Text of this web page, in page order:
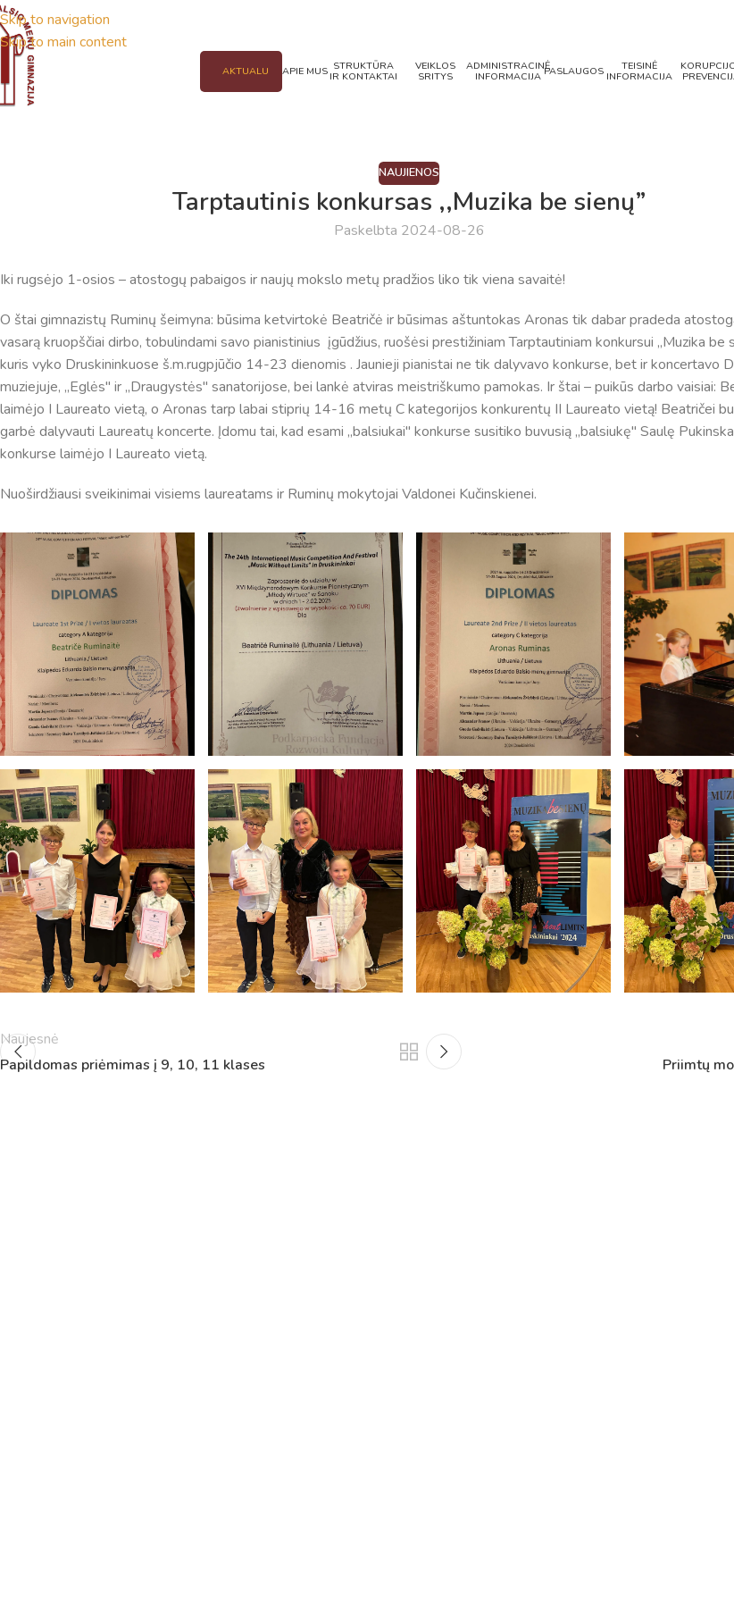
Skip to navigation
Skip to main content
AKTUALU
Pamoka Pradžia Pabaiga
1
8:00
8:45
8:55
9:40
3
9:50
10:35
4
10:50
11:35
5
11:55
12:40
6
13:00
13:45
7
14:00
14:45
8
14:55
15:40
9
15:50
16:35
10
16:45
17:30
11
17:40
18:25
12
18:35 19:20
Tvarkaraščiai
Bendrojo ugdymo pamokų tvarkaraštis
Pradinių klasių pamokų tvarkaraštis 2025-
Atostogos
2025 - 2026 mokslo metų atostogos
Netradicinio ugdymo dienos, atvirų
2025 - 2026 mokslo metų netradicinio
susirinkimai
Veiklos ir renginių planas
2025 - 2026 mokslo metų veiklos ir
APIE MUS STRUKTŪRA
IR KONTAKTAI
VEIKLOS
SRITYS
ADMINISTRACINĖ
INFORMACIJA PASLAUGOS
TEISINĖ
INFORMACIJA
NAUJIENOS
Tarptautinis konkursas ,,Muzika be sienų”
Paskelbta 2024-08-26
Iki rugsėjo 1-osios – atostogų pabaigos ir naujų mokslo metų pradžios liko tik viena savaitė!
O štai gimnazistų Ruminų šeimyna: būsima ketvirtokė Beatričė ir būsimas aštuntokas Aronas tik dabar pradeda
vasarą kruopščiai dirbo, tobulindami savo pianistinius įgūdžius, ruošėsi prestižiniam Tarptautiniam konkursui ,,Muzika be
kuris vyko Druskininkuose š.m.rugpjūčio 14-23 dienomis . Jaunieji pianistai ne tik dalyvavo konkurse, bet ir koncertavo
muziejuje, ,,Eglės" ir ,,Draugystės" sanatorijose, bei lankė atviras meistriškumo pamokas. Ir štai – puikūs darbo vaisiai:
laimėjo I Laureato vietą, o Aronas tarp labai stiprių 14-16 metų C kategorijos konkurentų II Laureato vietą! Beatričei
garbė dalyvauti Laureatų koncerte. Įdomu tai, kad esami ,,balsiukai" konkurse susitiko buvusią ,,balsiukę" Saulę
konkurse laimėjo I Laureato vietą.
Nuoširdžiausi sveikinimai visiems laureatams ir Ruminų mokytojai Valdonei Kučinskienei.
Naujesnė
Papildomas priėmimas į 9, 10, 11 klases
Priimtų